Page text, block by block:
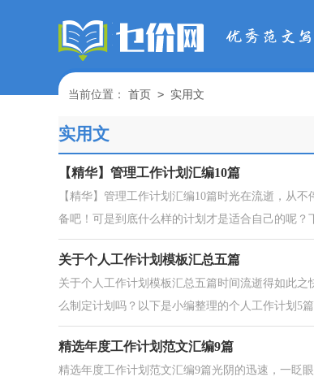
当前位置： 首页 > 实用文
实用文
【精华】管理工作计划汇编10篇
【精华】管理工作计划汇编10篇时光在流逝，从
备吧！可是到底什么样的计划才是适合自己的呢？
关于个人工作计划模板汇总五篇
关于个人工作计划模板汇总五篇时间流逝得如此
么制定计划吗？以下是小编整理的个人工作计划5
精选年度工作计划范文汇编9篇
精选年度工作计划范文汇编9篇光阴的迅速，一眨